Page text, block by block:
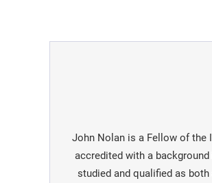
John Nolan is a Fellow of the
accredited with a
studied and qualified as